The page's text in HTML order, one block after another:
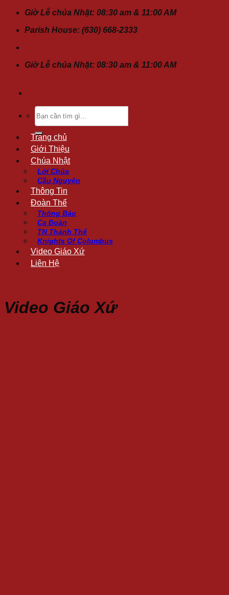
ChuyểnGiờ Lễ chúa Nhật: 08:30 am & 11:00 AM
Parish House: (630) 668-2333
Giờ Lễ chúa Nhật: 08:30 am & 11:00 AM
Tìm
kiếm:
Trang chủ
Giới Thiệu
Chúa Nhật
Lời Chúa
Cầu Nguyện
Thông Tin
Đoàn Thể
Thông Báo
Ca Đoàn
TN Thánh Thể
Knights Of Columbus
Video Giáo Xứ
Liên Hệ
Video Giáo Xứ